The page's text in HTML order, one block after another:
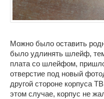
Можно было оставить
было удлинять шлейф,
плата со шлейфом,
отверстие под новый
другой стороне корпуса
этом случае, корпус не